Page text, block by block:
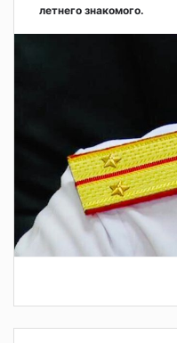
летнего знакомого.